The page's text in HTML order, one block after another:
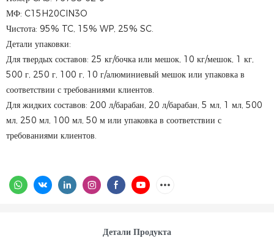
МФ: C15H20ClN3O
Чистота: 95% TC, 15% WP, 25% SC.
Детали упаковки:
Для твердых составов: 25 кг/бочка или мешок, 10 кг/мешок, 1 кг,
500 г, 250 г, 100 г, 10 г/алюминиевый мешок или упаковка в
соответствии с требованиями клиентов.
Для жидких составов: 200 л/барабан, 20 л/барабан, 5 мл, 1 мл, 500
мл, 250 мл, 100 мл, 50 м или упаковка в соответствии с
требованиями клиентов.
Детали Продукта